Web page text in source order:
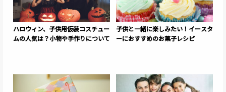
ハロウィン、子供用仮装コスチュー
ムの人気は？小物や手作りについて
子供と一緒に楽しみたい！イースタ
ーにおすすめのお菓子レシピ